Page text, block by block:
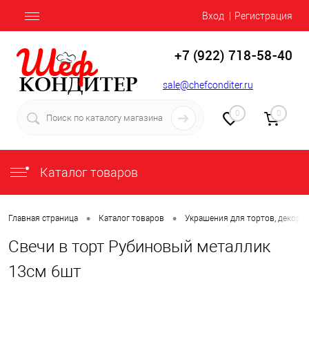
Вход Регистрация
+7 (922) 718-58-40
sale@chefconditer.ru
0 0
Каталог товаров
Главная страница • Каталог товаров • Украшения для тортов, декор
Свечи в торт Рубиновый металлик
13см 6шт